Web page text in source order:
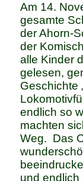
Am 14.
gesamte
der Ahorn-
der
alle Kinder
gelesen,
Geschichte
endlich so
machten
Weg. Das
und endlich